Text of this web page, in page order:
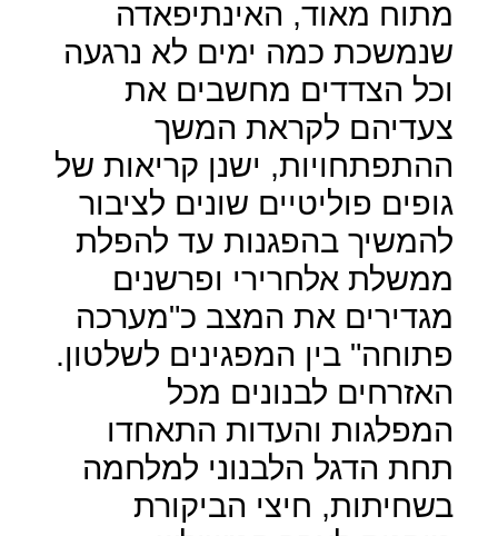
מתוח מאוד, האינתיפאדה
שנמשכת כמה ימים לא נרגעה
וכל הצדדים מחשבים את
צעדיהם לקראת המשך
ההתפתחויות, ישנן קריאות של
גופים פוליטיים שונים לציבור
להמשיך בהפגנות עד להפלת
ממשלת אלחרירי ופרשנים
מגדירים את המצב כ"מערכה
פתוחה" בין המפגינים לשלטון.
האזרחים לבנונים מכל
המפלגות והעדות התאחדו
תחת הדגל הלבנוני למלחמה
בשחיתות, חיצי הביקורת